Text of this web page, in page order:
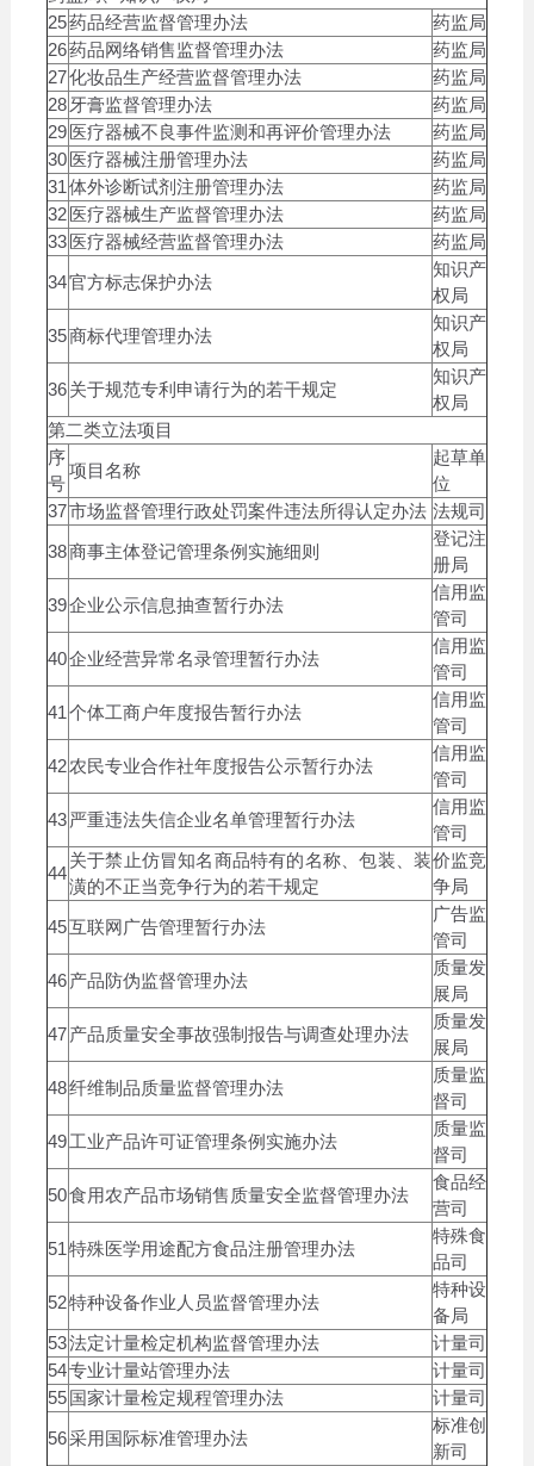
25药品经营监督管理办法
药监局
26药品网络销售监督管理办法
药监局
27化妆品生产经营监督管理办法
药监局
28 牙膏监督管理办法
药监局
29医疗器械不良事件监测和再评价管理办法
药监局
30医疗器械注册管理办法
药监局
31 体外诊断试剂注册管理办法
药监局
32医疗器械生产监督管理办法
药监局
33医疗器械经营监督管理办法
药监局
34官方标志保护办法
知识产
权局
35商标代理管理办法
知识产
权局
36关于规范专利申请行为的若干规定
知识产
权局
第二类立法项目
序
号
项目名称
起草单
位
37市场监督管理行政处罚案件违法所得认定办法 法规司
38商事主体登记管理条例实施细则
登记注
册局
39企业公示信息抽查暂行办法
信用监
管司
40企业经营异常名录管理暂行办法
信用监
管司
41 个体工商户年度报告暂行办法
信用监
管司
42农民专业合作社年度报告公示暂行办法
信用监
管司
43严重违法失信企业名单管理暂行办法
信用监
管司
44
关于禁止仿冒知名商品特有的名称、包装、装
潢的不正当竞争行为的若干规定
价监竞
争局
45互联网广告管理暂行办法
广告监
管司
46产品防伪监督管理办法
质量发
展局
47产品质量安全事故强制报告与调查处理办法
质量发
展局
48纤维制品质量监督管理办法
质量监
督司
49工业产品许可证管理条例实施办法
质量监
督司
50食用农产品市场销售质量安全监督管理办法
食品经
营司
51 特殊医学用途配方食品注册管理办法
特殊食
品司
52特种设备作业人员监督管理办法
特种设
备局
53法定计量检定机构监督管理办法
计量司
54专业计量站管理办法
计量司
55国家计量检定规程管理办法
计量司
56采用国际标准管理办法
标准创
新司